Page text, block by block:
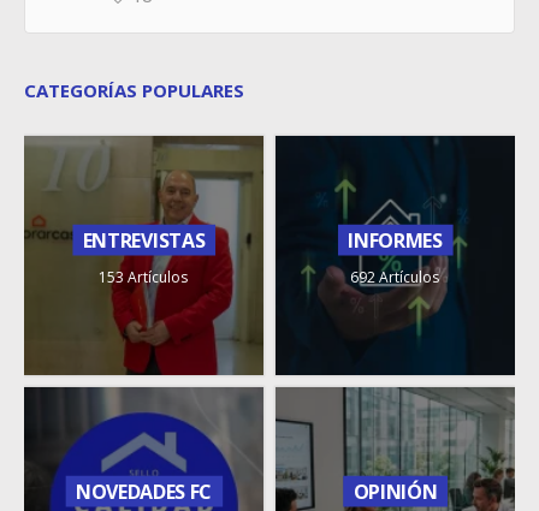
CATEGORÍAS POPULARES
ENTREVISTAS
153 Artículos
INFORMES
692 Artículos
NOVEDADES FC OPINIÓN